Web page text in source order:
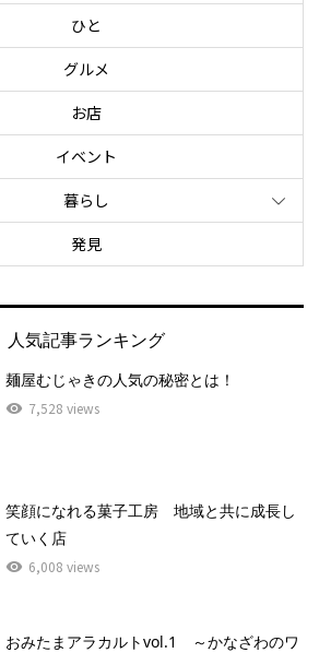
ひと
グルメ
お店
イベント
暮らし
発見
人気記事ランキング
麺屋むじゃきの人気の秘密とは！
7,528 views
笑顔になれる菓子工房 地域と共に成長し
ていく店
6,008 views
おみたまアラカルトvol.1 ～かなざわのワ